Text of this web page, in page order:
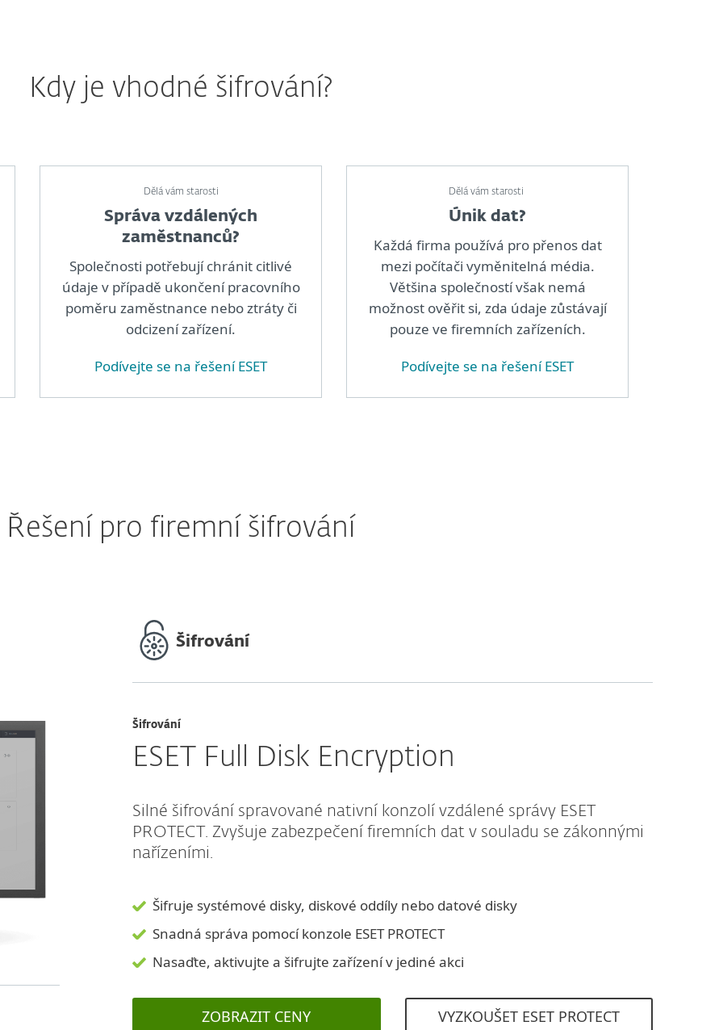
Kdy je vhodné šifrování?
Dělá vám starosti
Správa vzdálených
zaměstnanců?
Společnosti potřebují chránit citlivé
údaje v případě ukončení pracovního
poměru zaměstnance nebo ztráty či
odcizení zařízení.
Podívejte se na řešení ESET
Dělá vám starosti
Únik dat?
Každá firma používá pro přenos dat
mezi počítači vyměnitelná média.
Většina společností však nemá
možnost ověřit si, zda údaje zůstávají
pouze ve firemních zařízeních.
Podívejte se na řešení ESET
Řešení pro firemní šifrování
Šifrování
Šifrování
ESET Full Disk Encryption
Silné šifrování spravované nativní konzolí vzdálené správy ESET
PROTECT. Zvyšuje zabezpečení firemních dat v souladu se zákonnými
nařízeními.
Šifruje systémové disky, diskové oddíly nebo datové disky
Snadná správa pomocí konzole ESET PROTECT
Nasaďte, aktivujte a šifrujte zařízení v jediné akci
ZOBRAZIT CENY VYZKOUŠET ESET PROTECT